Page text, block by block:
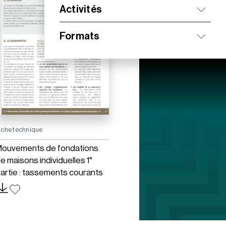
Activités
Formats
technique
de fondations
maisons individuelles 1°
: tassements courants